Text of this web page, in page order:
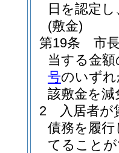
日を認定
(敷金)
第19条
市
当する金
号のいず
該敷金を
2
入居者
債務を履
てること